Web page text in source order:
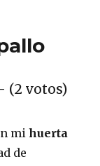
(2 votos)
mihuerta
de